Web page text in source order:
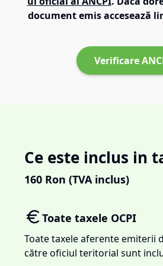
document emis accesează
Verificare
Ce este inclus in
160 Ron (TVA inclus)
Toate taxele OCPI
Toate taxele aferente emiterii
către oficiul teritorial sunt